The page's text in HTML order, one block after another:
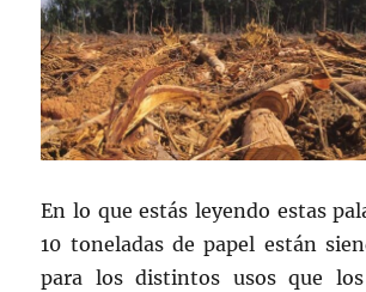
En lo que estás leyendo estas
10 toneladas de papel están
para los distintos usos que